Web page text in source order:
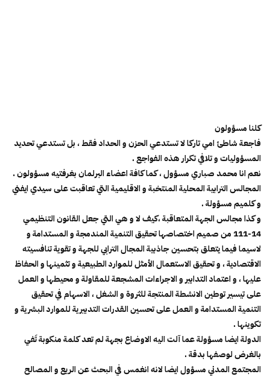
كلنا مسؤولون
فاجعة شاطئ امي تاركا لا تستدعي الحزن و الحداد فقط ، بل تستدعي تحديد
المسؤوليات و تلافي تكرار هذه الفواجع .
نعم انا محمد صباري مسؤول ، كما كافة اعضاء البرلمان بغرفتيه مسؤولون .
المجالس الترابية المحلية المنتخبة و الاقليمية التي تعاقبت على سيدي ايفني
و كلميم مسؤولة .
و كذا مجالس الجهة المتعاقبة ،كيف لا و هي التي جعل القانون التنظيمي
14-111 من صميم اختصاصها تحقيق التنمية المندمجة و المستدامة و
لاسيما فيما يتعلق بتحسين جاذبية المجال الترابي للجهة و تقوية تنافسيته
الاقتصادية ، و تحقيق الاستعمال الأمثل للموارد الطبيعية و تثمينها و الحفاظ
عليها ، و اعتماد التدابير و الاجراءات المشجعة للمقاولة و محيطها و العمل
على تيسير توطين الانشطة المنتجة للثروة و الشغل ، الاسهام في تحقيق
التنمية المستدامة و العمل على تحسين القدرات التدبيرية للموارد البشرية و
تكوينها .
الدولة ايضا مسؤولة عما آلت اليه الاوضاع بجهة لم تعد كلمة منكوبة تَفي
بالغرض لوصفها بدقة .
المجتمع المدني مسؤول ايضا لانه انغمس في البحث عن الريع و المصالح